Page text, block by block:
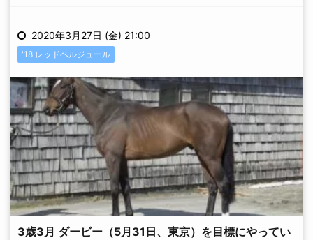
2020年3月27日 (金) 21:00
'18 レッドベルジュール
3歳3月 ダービー（5月31日、東京）を目標にやってい